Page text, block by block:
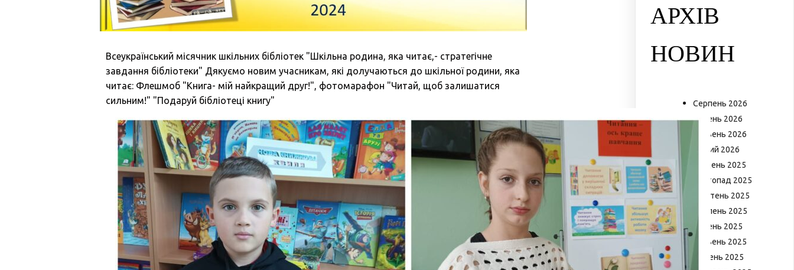
Всеукраїнський місячник шкільних бібліотек "Шкільна родина, яка читає,- стратегічне
завдання бібліотеки" Дякуємо новим учасникам, які долучаються до шкільної родини, яка
читає: Флешмоб "Книга- мій найкращий друг!", фотомарафон "Читай, щоб залишатися
сильним!" "Подаруй бібліотеці книгу"
АРХІВ
НОВИН
Серпень 2026
Липень 2026
Червень 2026
Лютий 2026
Грудень 2025
Листопад 2025
Жовтень 2025
Серпень 2025
Липень 2025
Червень 2025
Квітень 2025